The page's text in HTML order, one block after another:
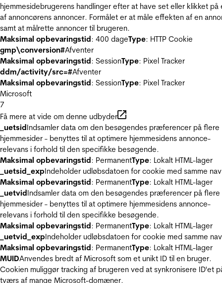
hjemmesidebrugerens handlinger efter at have set eller klikket på
af annoncørens annoncer. Formålet er at måle effekten af en
samt at målrette annoncer til brugeren.
Maksimal opbevaringstid: 400 dageType: HTTP Cookie
gmp\conversion#Afventer
Maksimal opbevaringstid: SessionType: Pixel Tracker
ddm/activity/src=#Afventer
Maksimal opbevaringstid: SessionType: Pixel Tracker
Microsoft
7
Få mere at vide om denne udbyder
_uetsidIndsamler data om den besøgendes præferencer på flere
hjemmesider - benyttes til at optimere hjemmesidens annonce-
relevans i forhold til den specifikke besøgende.
Maksimal opbevaringstid: PermanentType: Lokalt HTML-lager
_uetsid_expIndeholder udløbsdatoen for cookie med samme
Maksimal opbevaringstid: PermanentType: Lokalt HTML-lager
_uetvidIndsamler data om den besøgendes præferencer på flere
hjemmesider - benyttes til at optimere hjemmesidens annonce-
relevans i forhold til den specifikke besøgende.
Maksimal opbevaringstid: PermanentType: Lokalt HTML-lager
_uetvid_expIndeholder udløbsdatoen for cookie med samme
Maksimal opbevaringstid: PermanentType: Lokalt HTML-lager
MUIDAnvendes bredt af Microsoft som et unikt ID til en bruger.
Cookien muliggør tracking af brugeren ved at synkronisere ID'et
tværs af mange Microsoft-domæner.